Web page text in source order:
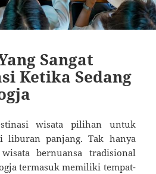
Sangat
Ketika Sedang
wisata pilihan untuk
liburan panjang. Tak hanya
bernuansa tradisional
termasuk memiliki tempat-